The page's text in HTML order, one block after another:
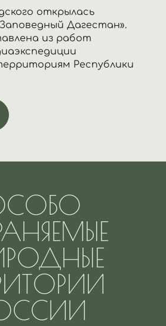
открылась
Дагестан».
из работ
Республики